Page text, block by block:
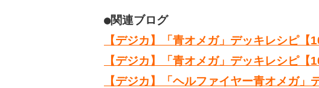
●関連ブログ
【デジカ】「青オメガ」デッキレシピ【
【デジカ】「青オメガ」デッキレシピ【
【デジカ】「ヘルファイヤー青オメガ